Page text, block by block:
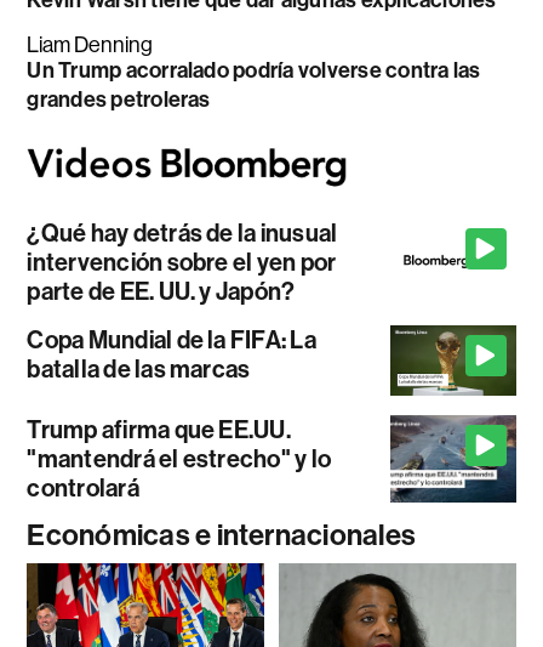
Liam Denning
Un Trump acorralado podría volverse contra las
grandes petroleras
¿Qué hay detrás de la inusual
intervención sobre el yen por
parte de EE. UU. y Japón?
Copa Mundial de la FIFA: La
batalla de las marcas
Trump afirma que EE.UU.
"mantendrá el estrecho" y lo
controlará
Económicas e internacionales